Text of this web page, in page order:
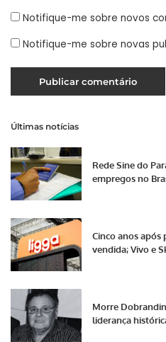
Notifique-me sobre novos
Notifique-me sobre novas
Últimas notícias
Rede Sine do
empregos no
Cinco anos após
vendida; Vivo e
Morre
liderança